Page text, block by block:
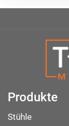
Produkte
Stühle